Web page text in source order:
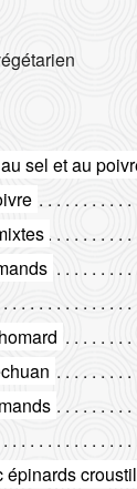
sel et au
épinards